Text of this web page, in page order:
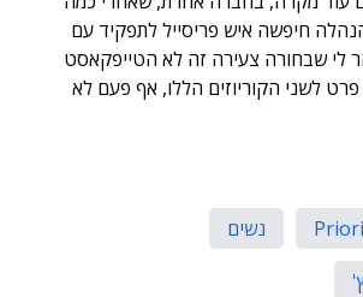
חיפשה איש פריסייל לתפקיד עם
לי שבחורה צעירה זה לא הטייפקאסט
לשני הקוריוזים הללו, אף פעם לא
נשים